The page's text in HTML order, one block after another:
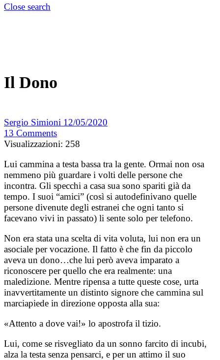
Close search
Il Dono
Sergio Simioni 12/05/2020
13 Comments
Visualizzazioni: 258
Lui cammina a testa bassa tra la gente. Ormai non osa
nemmeno più guardare i volti delle persone che
incontra. Gli specchi a casa sua sono spariti già da
tempo. I suoi “amici” (così si autodefinivano quelle
persone divenute degli estranei che ogni tanto si
facevano vivi in passato) li sente solo per telefono.
Non era stata una scelta di vita voluta, lui non era un
asociale per vocazione. Il fatto è che fin da piccolo
aveva un dono…che lui però aveva imparato a
riconoscere per quello che era realmente: una
maledizione. Mentre ripensa a tutte queste cose, urta
inavvertitamente un distinto signore che cammina sul
marciapiede in direzione opposta alla sua:
«Attento a dove vai!» lo apostrofa il tizio.
Lui, come se risvegliato da un sonno farcito di incubi,
alza la testa senza pensarci, e per un attimo il suo